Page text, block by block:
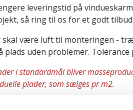
leveringstid på
så ring til os for et godt tilbud.
skal være luft til monteringen -
plads uden problemer.
i standardmål bliver
plader, som sælges pr m2.
bruges i forlængelse af hinanden